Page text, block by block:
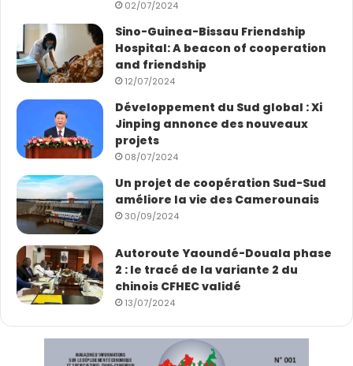
02/07/2024
Sino-Guinea-Bissau Friendship
Hospital: A beacon of cooperation
and friendship
12/07/2024
Développement du Sud global : Xi
Jinping annonce des nouveaux
projets
08/07/2024
Un projet de coopération Sud-Sud
améliore la vie des Camerounais
30/09/2024
Autoroute Yaoundé-Douala phase
2 : le tracé de la variante 2 du
chinois CFHEC validé
13/07/2024